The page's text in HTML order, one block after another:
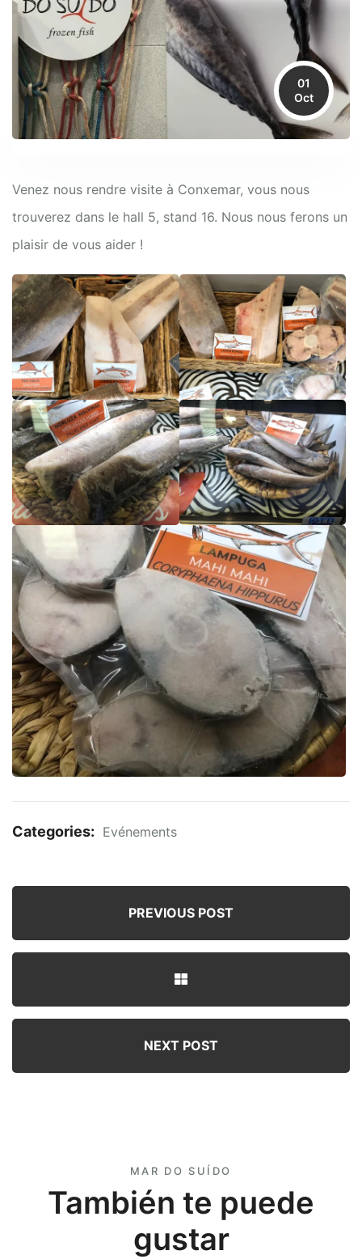
01
Oct
Venez nous rendre visite à Conxemar, vous nous
trouverez dans le hall 5, stand 16. Nous nous ferons un
plaisir de vous aider !
Categories: Evénements
PREVIOUS POST
NEXT POST
MAR DO SUÍDO
También te puede
gustar